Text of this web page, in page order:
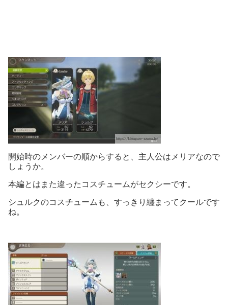
開始時のメンバーの順からすると、主人公はメリアなので
しょうか。
本編とはまた違ったコスチュームがセクシーです。
シュルクのコスチュームも、すっきり纏まってクールです
ね。